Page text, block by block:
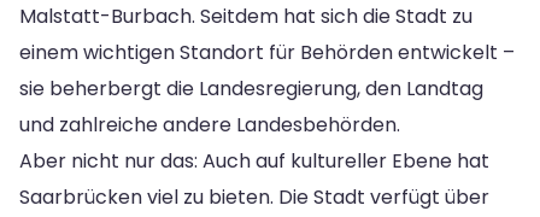
Malstatt-Burbach. Seitdem hat sich die Stadt zu
einem wichtigen Standort für Behörden entwickelt –
sie beherbergt die Landesregierung, den Landtag
und zahlreiche andere Landesbehörden.
Aber nicht nur das: Auch auf kultureller Ebene hat
Saarbrücken viel zu bieten. Die Stadt verfügt über